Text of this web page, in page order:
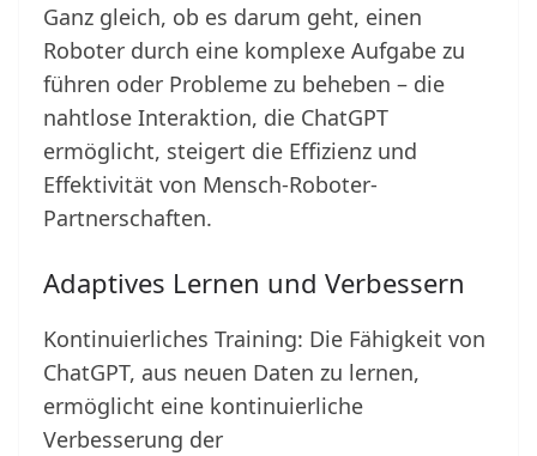
Ganz gleich, ob es darum geht, einen
Roboter durch eine komplexe Aufgabe zu
führen oder Probleme zu beheben – die
nahtlose Interaktion, die ChatGPT
ermöglicht, steigert die Effizienz und
Effektivität von Mensch-Roboter-
Partnerschaften.
Adaptives Lernen und Verbessern
Kontinuierliches Training: Die Fähigkeit von
ChatGPT, aus neuen Daten zu lernen,
ermöglicht eine kontinuierliche
Verbesserung der